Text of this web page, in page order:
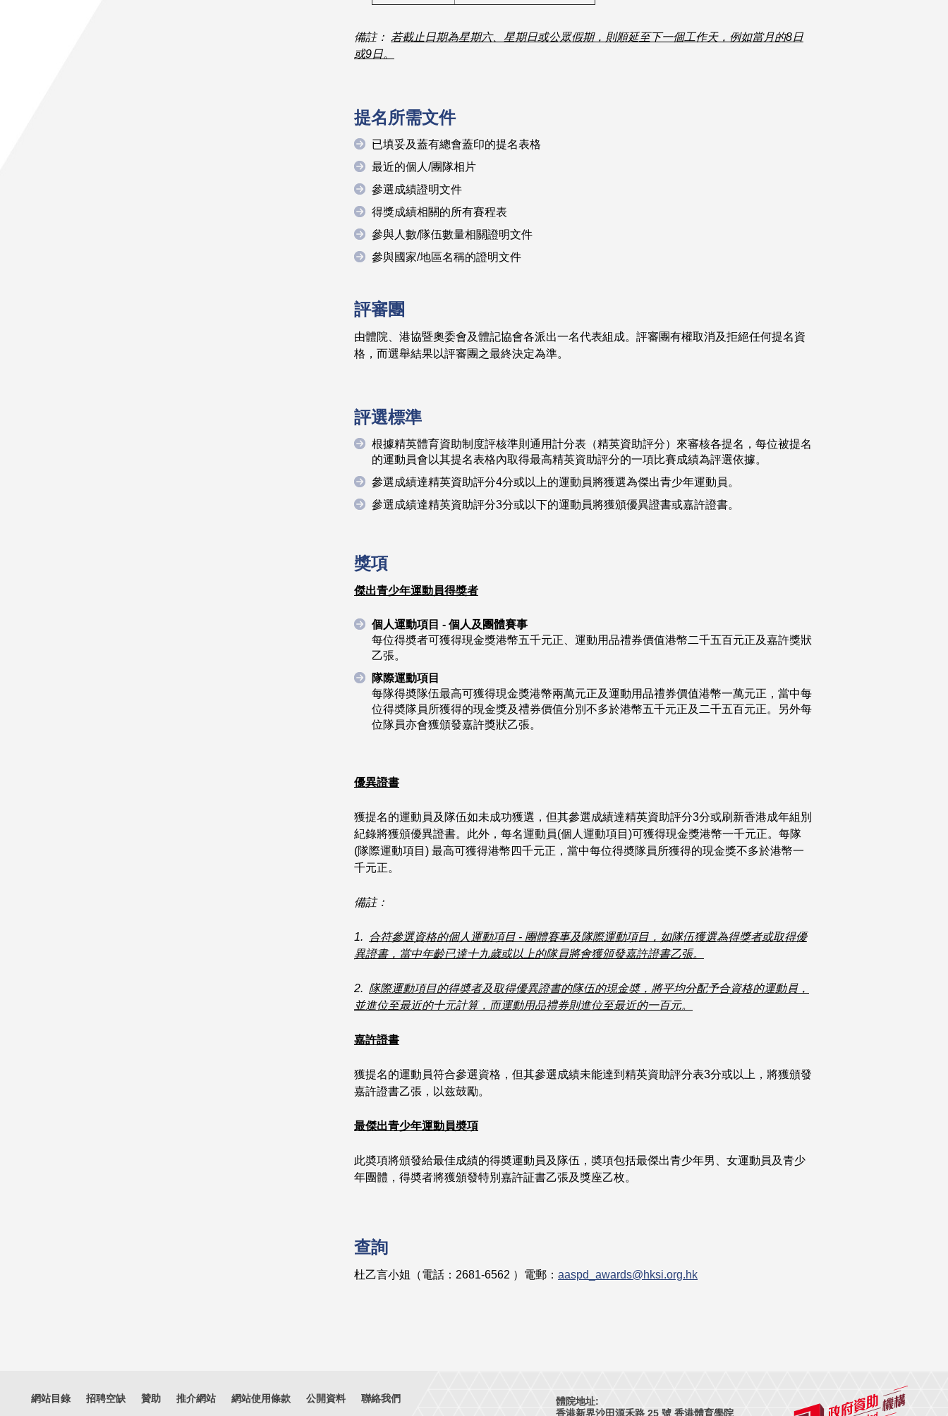
備註： 若截止日期為星期六、星期日或公眾假期，則順延至下一個工作天，例如當月的8日
或9日。
提名所需文件
已填妥及蓋有總會蓋印的提名表格
最近的個人/團隊相片
參選成績證明文件
得獎成績相關的所有賽程表
參與人數/隊伍數量相關證明文件
參與國家/地區名稱的證明文件
評審團
由體院、港協暨奧委會及體記協會各派出一名代表組成。評審團有權取消及拒絕任何提名資
格，而選舉結果以評審團之最終決定為準。
評選標準
根據精英體育資助制度評核準則通用計分表（精英資助評分）來審核各提名，每位被提名
的運動員會以其提名表格內取得最高精英資助評分的一項比賽成績為評選依據。
參選成績達精英資助評分4分或以上的運動員將獲選為傑出青少年運動員。
參選成績達精英資助評分3分或以下的運動員將獲頒優異證書或嘉許證書。
獎項
傑出青少年運動員得獎者
個人運動項目 - 個人及團體賽事
每位得奬者可獲得現金獎港幣五千元正、運動用品禮券價值港幣二千五百元正及嘉許獎狀
乙張。
隊際運動項目
每隊得奬隊伍最高可獲得現金獎港幣兩萬元正及運動用品禮券價值港幣一萬元正，當中每
位得奬隊員所獲得的現金獎及禮券價值分別不多於港幣五千元正及二千五百元正。另外每
位隊員亦會獲頒發嘉許獎狀乙張。
優異證書
獲提名的運動員及隊伍如未成功獲選，但其參選成績達精英資助評分3分或刷新香港成年組別
紀錄將獲頒優異證書。此外，每名運動員(個人運動項目)可獲得現金獎港幣一千元正。每隊
(隊際運動項目) 最高可獲得港幣四千元正，當中每位得奬隊員所獲得的現金獎不多於港幣一
千元正。
備註：
1.
合符參選資格的個人運動項目 - 團體賽事及隊際運動項目，如隊伍獲選為得獎者或取得優
異證書，當中年齡已達十九歲或以上的隊員將會獲頒發嘉許證書乙張。
2. 隊際運動項目的得奬者及取得優異證書的隊伍的現金奬，將平均分配予合資格的運動員，
並進位至最近的十元計算，而運動用品禮券則進位至最近的一百元。
嘉許證書
獲提名的運動員符合參選資格，但其參選成績未能達到精英資助評分表3分或以上，將獲頒發
嘉許證書乙張，以兹鼓勵。
最傑出青少年運動員奬項
此奬項將頒發給最佳成績的得奬運動員及隊伍，奬項包括最傑出青少年男、女運動員及青少
年團體，得奬者將獲頒發特別嘉許証書乙張及獎座乙枚。
查詢
杜乙言小姐（電話：2681-6562 ）電郵： aaspd_awards@hksi.org.hk
體院地址:
香港新界沙田源禾路 25 號 香港體育學院
網站目錄 招聘空缺 贊助 推介網站 網站使用條款 公開資料 聯絡我們